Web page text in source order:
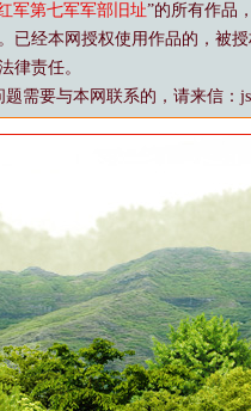
军第七军军部旧址”的所有作品
已经本网授权使用作品的，被
律责任。
需要与本网联系的，请来信：